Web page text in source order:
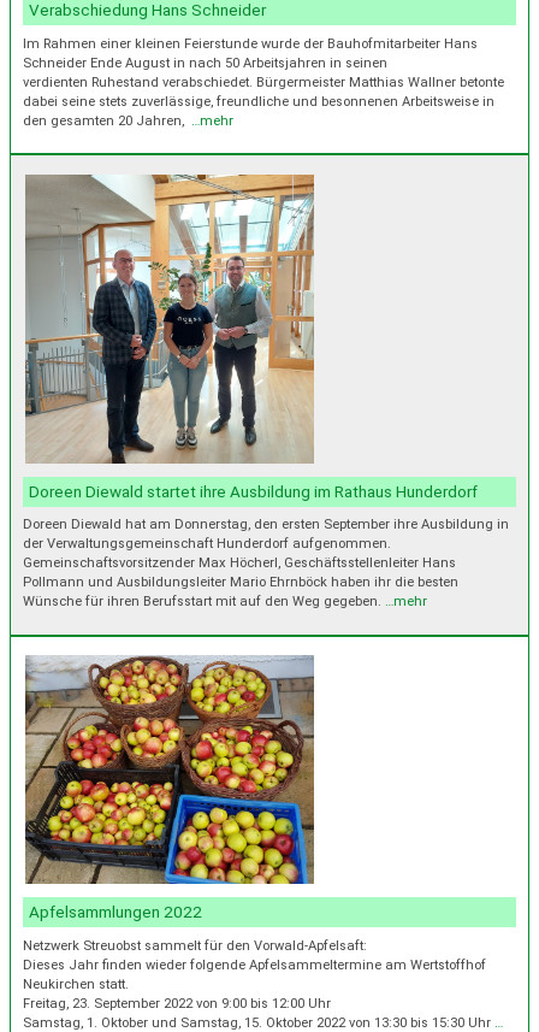
Verabschiedung Hans Schneider
Im Rahmen einer kleinen Feierstunde wurde der Bauhofmitarbeiter Hans
Schneider Ende August in nach 50 Arbeitsjahren in seinen
verdienten Ruhestand verabschiedet. Bürgermeister Matthias Wallner betonte
dabei seine stets zuverlässige, freundliche und besonnenen Arbeitsweise in
den gesamten 20 Jahren, …mehr
Doreen Diewald startet ihre Ausbildung im Rathaus Hunderdorf
Doreen Diewald hat am Donnerstag, den ersten September ihre Ausbildung in
der Verwaltungsgemeinschaft Hunderdorf aufgenommen.
Gemeinschaftsvorsitzender Max Höcherl, Geschäftsstellenleiter Hans
Pollmann und Ausbildungsleiter Mario Ehrnböck haben ihr die besten
Wünsche für ihren Berufsstart mit auf den Weg gegeben. …mehr
Apfelsammlungen 2022
Netzwerk Streuobst sammelt für den Vorwald-Apfelsaft:
Dieses Jahr finden wieder folgende Apfelsammeltermine am Wertstoffhof
Neukirchen statt.
Freitag, 23. September 2022 von 9:00 bis 12:00 Uhr
Samstag, 1. Oktober und Samstag, 15. Oktober 2022 von 13:30 bis 15:30 Uhr …